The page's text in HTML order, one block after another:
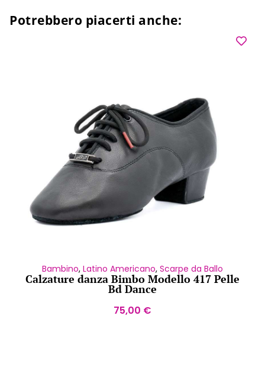
Potrebbero piacerti anche:
Bambino, Latino Americano, Scarpe da Ballo
Calzature danza Bimbo Modello 417 Pelle
Bd Dance
75,00 €